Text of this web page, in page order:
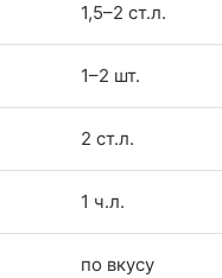
1,5–2 ст.л.
1–2 шт.
2 ст.л.
1 ч.л.
по вкусу